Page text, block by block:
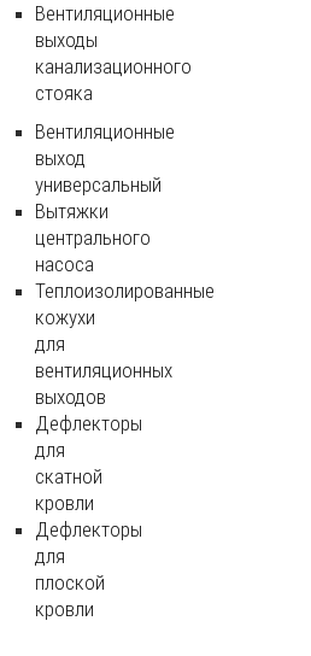
Вентиляционные
выходы
канализационного
стояка
Вентиляционные
выход
универсальный
Вытяжки
центрального
насоса
Теплоизолированные
кожухи
для
вентиляционных
выходов
Дефлекторы
для
скатной
кровли
Дефлекторы
для
плоской
кровли